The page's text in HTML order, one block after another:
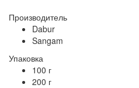
Производитель
Dabur
Sangam
Упаковка
100 г
200 г